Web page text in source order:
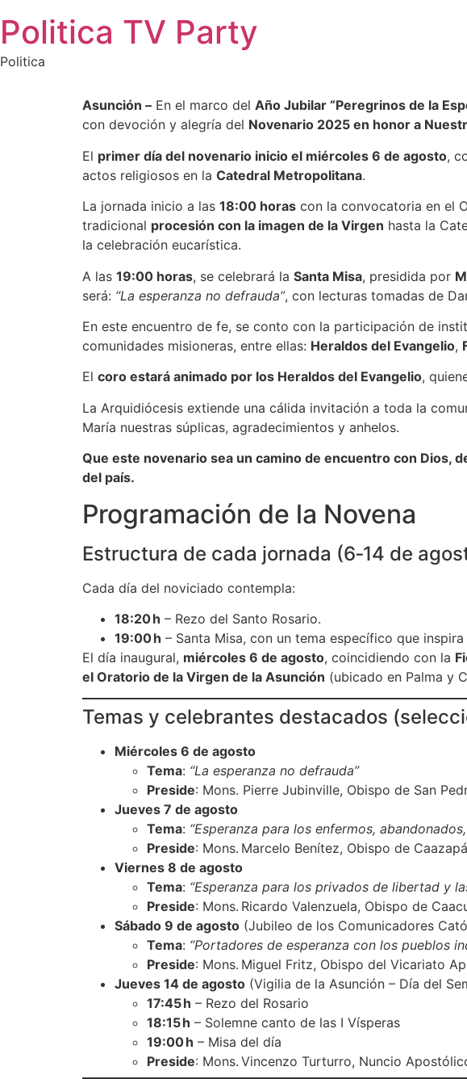
al
contenido
Politica TV Party
Politica
Asunción – En el marco del Año Jubilar “Peregrinos de la
con devoción y alegría del Novenario 2025 en honor a
El primer día del novenario inicio el miércoles 6 de agosto,
actos religiosos en la Catedral Metropolitana.
La jornada inicio a las 18:00 horas con la convocatoria en el
tradicional procesión con la imagen de la Virgen hasta la
la celebración eucarística.
A las 19:00 horas, se celebrará la Santa Misa, presidida por
será: “La esperanza no defrauda”, con lecturas tomadas de
En este encuentro de fe, se conto con la participación de
comunidades misioneras, entre ellas: Heraldos del Evangelio,
El coro estará animado por los Heraldos del Evangelio,
La Arquidiócesis extiende una cálida invitación a toda la
María nuestras súplicas, agradecimientos y anhelos.
Que este novenario sea un camino de encuentro con Dios,
del país.
Programación de la Novena
Estructura de cada jornada (6‑14 de
Cada día del noviciado contempla:
18:20 h – Rezo del Santo Rosario.
19:00 h – Santa Misa, con un tema específico que
El día inaugural, miércoles 6 de agosto, coincidiendo con la
el Oratorio de la Virgen de la Asunción (ubicado en Palma y
Temas y celebrantes destacados
Miércoles 6 de agosto
Tema: “La esperanza no defrauda”
Preside: Mons. Pierre Jubinville, Obispo de San
Jueves 7 de agosto
Tema: “Esperanza para los enfermos,
Preside: Mons. Marcelo Benítez, Obispo de Caazapá
Viernes 8 de agosto
Tema: “Esperanza para los privados de libertad y
Preside: Mons. Ricardo Valenzuela, Obispo de
Sábado 9 de agosto (Jubileo de los Comunicadores
Tema: “Portadores de esperanza con los pueblos
Preside: Mons. Miguel Fritz, Obispo del Vicariato
Jueves 14 de agosto (Vigilia de la Asunción – Día del
17:45 h – Rezo del Rosario
18:15 h – Solemne canto de las I Vísperas
19:00 h – Misa del día
Preside: Mons. Vincenzo Turturro, Nuncio